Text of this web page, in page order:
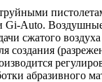
Gi-Auto.
сжатого
создания
абразивного